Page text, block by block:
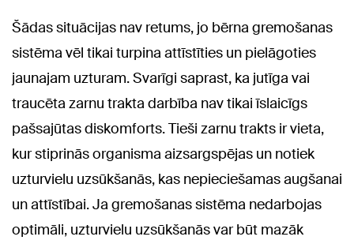
Šādas situācijas nav retums, jo bērna gremošanas
sistēma vēl tikai turpina attīstīties un pielāgoties
jaunajam uzturam. Svarīgi saprast, ka jutīga vai
traucēta zarnu trakta darbība nav tikai īslaicīgs
pašsajūtas diskomforts. Tieši zarnu trakts ir vieta,
kur stiprinās organisma aizsargspējas un notiek
uzturvielu uzsūkšanās, kas nepieciešamas augšanai
un attīstībai. Ja gremošanas sistēma nedarbojas
optimāli, uzturvielu uzsūkšanās var būt mazāk